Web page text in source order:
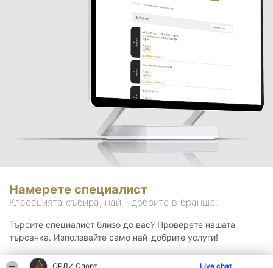
ОРЛИ Спорт Live chat
Намерете специалист
Класацията събира, най - добрите в бранша.
Търсите специалист близо до вас? Проверете нашата
търсачка. Използвайте само най-добрите услуги!